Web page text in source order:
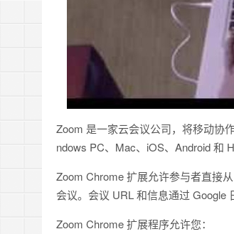
Zoom 是一家云会议公司，将移动协
ndows PC、Mac、iOS、Android 和
Zoom Chrome 扩展允许参与者直接
会议。会议 URL 和信息通过 Google
Zoom Chrome 扩展程序允许您：